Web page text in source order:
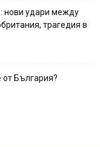
нови удари между
трагедия в
България?